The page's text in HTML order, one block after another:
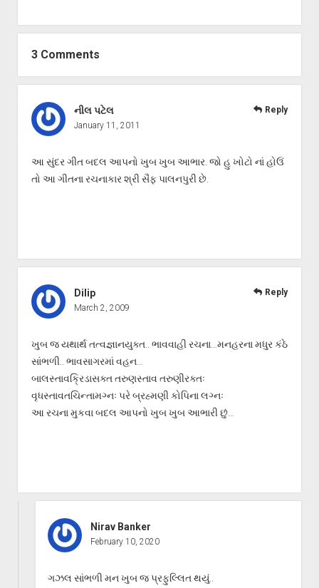
3 Comments
નીલ પટેલ
January 11, 2011
આ સુંદર ગીત બદલ આપનો ખુબ ખુબ આભાર. જો હુ ખોટો નાં હોઉં
તો આ ગીતના રચનાકાર શ્રી સૈફ પાલનપુરી છે.
Reply
Dilip
March 2, 2009
ખુબ જ યથાર્થ તત્વજ્ઞાનયુક્ત.. ભાવવાહી રચના…મનહરના મધુર કંઠે
સાંભળી.. ભાવસાગરમાં વહન…
બાલસ્તાવક્રિડાસક્ત તરુણસ્તાવ તરુણીરક્તઃ
વૃધસ્તાવતચિન્તામગ્નઃ પરે બ્રહ્મણી કોપિના લગ્નઃ
આ રચના મુકવા બદલ આપનો ખુબ ખુબ આભારી છું…
Reply
Nirav Banker
February 10, 2020
ગઝલ સાંભળી મન ખુબ જ પ્રફુલ્લિત થયું..